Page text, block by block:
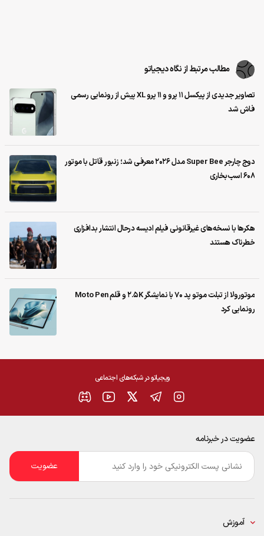
مطالب مرتبط از نگاه دیجیاتو
تصاویر جدیدی از پیکسل ۱۱ پرو و ۱۱ پرو XL پیش از رونمایی رسمی
فاش شد
دوج چارجر Super Bee مدل ۲۰۲۶ معرفی شد؛ زنبور قاتل با موتور
۶۰۸ اسب‌بخاری
هکرها با نسخه‌های غیرقانونی فیلم ادیسه درحال انتشار بدافزاری
خطرناک هستند
موتورولا از تبلت موتو پد 70 با نمایشگر 2.5K و قلم Moto Pen
رونمایی کرد
ویجیاتو در شبکه‌های اجتماعی
عضویت در خبرنامه
ایمیل
آموزش